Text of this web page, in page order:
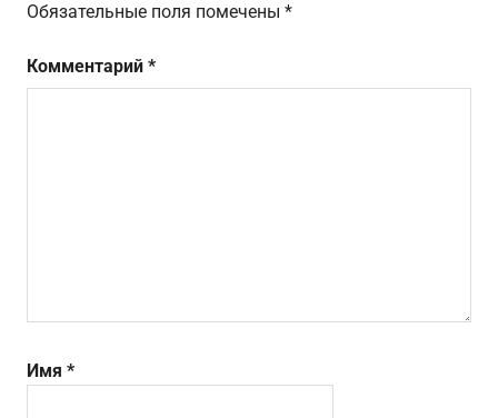
Обязательные поля помечены *
Комментарий *
Имя *